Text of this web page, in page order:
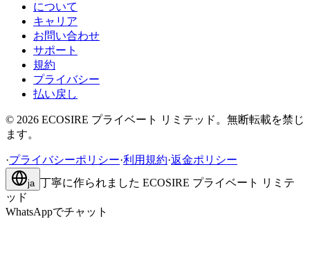
について
キャリア
お問い合わせ
サポート
規約
プライバシー
払い戻し
© 2026 ECOSIRE プライベート リミテッド。無断転載を禁じ
ます。
·プライバシーポリシー·利用規約·返金ポリシー
ja 丁寧に作られました ECOSIRE プライベート リミテ
ッド
WhatsAppでチャット